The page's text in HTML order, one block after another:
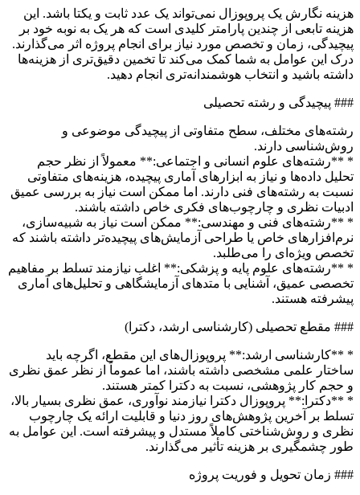
هزینه نگارش یک پروپوزال نمی‌تواند یک عدد ثابت و یکتا باشد. این
هزینه تابعی از چندین پارامتر کلیدی است که هر یک به نوبه خود بر
پیچیدگی، زمان و تخصص مورد نیاز برای انجام پروژه اثر می‌گذارند.
درک این عوامل به شما کمک می‌کند تا تخمین دقیق‌تری از هزینه‌ها
داشته باشید و انتخاب هوشمندانه‌تری انجام دهید.
### پیچیدگی و رشته تحصیلی
رشته‌های مختلف، سطح متفاوتی از پیچیدگی موضوعی و
روش‌شناسی دارند.
* **رشته‌های علوم انسانی و اجتماعی:** معمولاً از نظر حجم
تحلیل داده‌ها و نیاز به ابزارهای آماری پیچیده، هزینه‌های متفاوتی
نسبت به رشته‌های فنی دارند. اما ممکن است نیاز به بررسی عمیق
ادبیات نظری و چارچوب‌های فکری خاص داشته باشند.
* **رشته‌های فنی و مهندسی:** ممکن است نیاز به شبیه‌سازی،
نرم‌افزارهای خاص یا طراحی آزمایش‌های پیچیده‌تر داشته باشند که
تخصص ویژه‌ای را می‌طلبد.
* **رشته‌های علوم پایه و پزشکی:** اغلب نیازمند تسلط بر مفاهیم
تخصصی عمیق، آشنایی با متدهای آزمایشگاهی و تحلیل‌های آماری
پیشرفته هستند.
### مقطع تحصیلی (کارشناسی ارشد، دکترا)
* **کارشناسی ارشد:** پروپوزال‌های این مقطع، اگرچه باید
ساختار علمی مشخصی داشته باشند، اما عموماً از نظر عمق نظری
و حجم کار پژوهشی، نسبت به دکترا کمتر هستند.
* **دکترا:** پروپوزال دکترا نیازمند نوآوری، عمق نظری بسیار بالا،
تسلط بر آخرین پژوهش‌های روز دنیا و قابلیت ارائه یک چارچوب
نظری و روش‌شناختی کاملاً مستدل و پیشرفته است. این عوامل به
طور چشمگیری بر هزینه تأثیر می‌گذارند.
### زمان تحویل و فوریت پروژه